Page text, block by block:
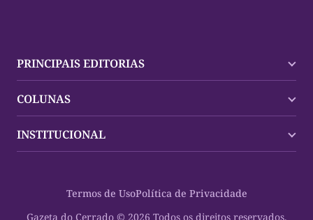
PRINCIPAIS EDITORIAS
Palmas
Mundo
Oportunidades
Cultura
COLUNAS
Policial
Planeta Vivo
Espaço Cidadania
INSTITUCIONAL
Gazeta do Cerrado © 2026 Todos os direitos reservados.
Termos de UsoPolítica de Privacidade